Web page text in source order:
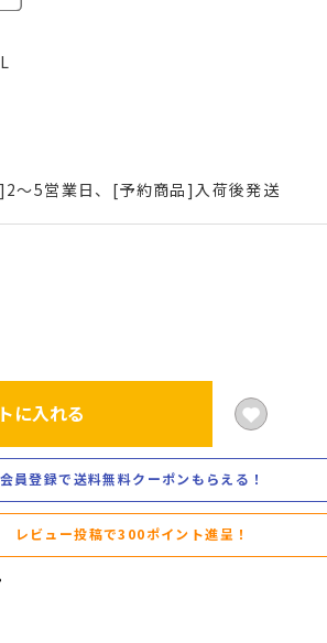
～5営業日、[予約商品]入荷後発送
に入れる
会員登録で送料無料クーポンもらえる！
レビュー投稿で300ポイント進呈！